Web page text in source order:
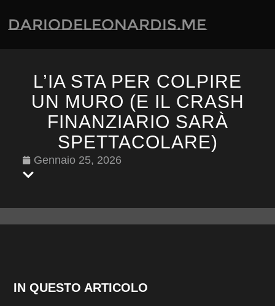
dariodeleonardis.me
L’IA STA PER COLPIRE
UN MURO (E IL CRASH
FINANZIARIO SARÀ
SPETTACOLARE)
Gennaio 25, 2026
IN QUESTO ARTICOLO